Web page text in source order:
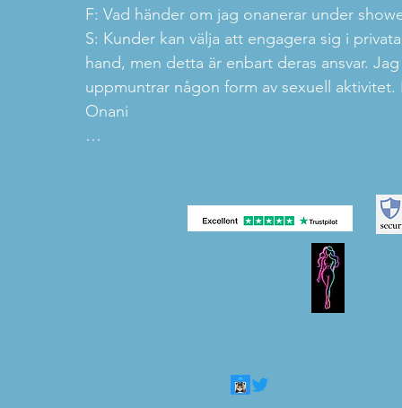
F: Vad händer om jag onanerar under
S: Kunder kan välja att engagera sig i
hand, men detta är enbart deras ansvar.
uppmuntrar någon form av sexuell aktivitet.
Onani
S: Ja, jag erbjuder sessioner på godkända
eller privata utrymmen, men endast på
soloframträdanden i konstnärliga syften,